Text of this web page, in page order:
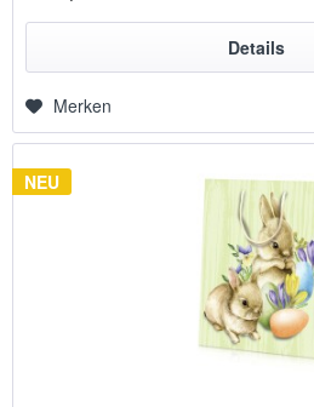
Details
Merken
NEU